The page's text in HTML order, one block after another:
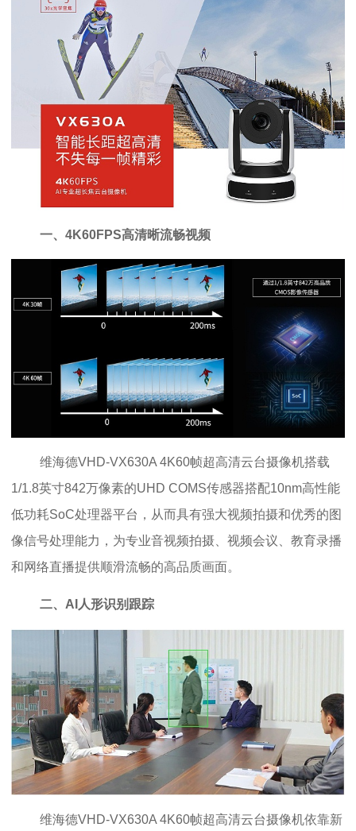
一、4K60FPS高清晰流畅视频
维海德VHD-VX630A 4K60帧超高清云台摄像机搭载
1/1.8英寸842万像素的UHD COMS传感器搭配10nm高性能
低功耗SoC处理器平台，从而具有强大视频拍摄和优秀的图
像信号处理能力，为专业音视频拍摄、视频会议、教育录播
和网络直播提供顺滑流畅的高品质画面。
二、AI人形识别跟踪
维海德VHD-VX630A 4K60帧超高清云台摄像机依靠新